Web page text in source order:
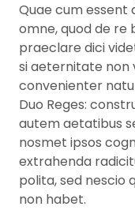
Quae cum essent
omne, quod de re
praeclare dici
si aeternitate non
convenienter
Duo Reges:
autem aetatibus
nosmet ipsos
extrahenda
polita, sed
non habet.